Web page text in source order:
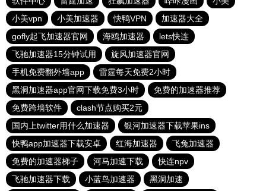
小美vpn
小美加速器 快鸭VPN
加速器大全
gofly起飞加速器官网
海鸥加速器
lets快连
飞驰加速器15分钟试用
旋风加速器官网
手机免费翻外墙app
雷霆每天免费2小时
黑洞加速器app官网下载免费3小时
免费的加速器推荐
免费跨墙软件
clash节点购买2元
国内上twitter用什么加速器
银河加速器下载苹果ins
快鸭app加速器下载安卓
红海加速器
飞兔加速器
免费的加速器梯子
河马加速下载
快连npv
飞驰加速器下载
小蓝鸟加速器 黑洞加速